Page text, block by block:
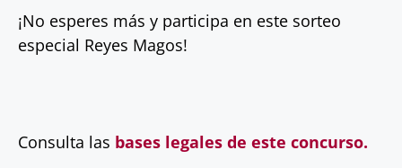
¡No esperes más y participa en este sorteo
especial Reyes Magos!
Consulta las bases legales de este concurso.